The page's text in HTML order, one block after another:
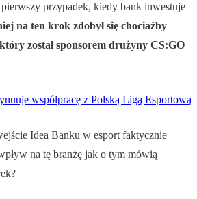
przypadek, kiedy bank inwestuje
na ten krok zdobył się chociażby
został sponsorem drużyny CS:GO
współpracę z Polską Ligą Esportową
Idea Banku w esport faktycznie
na tę branżę jak o tym mówią